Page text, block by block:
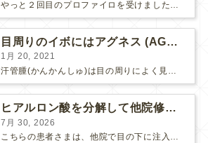
目周りのイボにはアグネス (AGNES）が効く！（ほぼ）ノーダウンタイムのイボ治療
1月 20, 2021
汗管腫(かんかんしゅ)は目の周りによく見られるいぼです。 以前は炭酸ガスレーザーでイボ組織を削って（蒸散とかアブレーションと言います）治療していました。 汗管腫は治療しても再発しやすい難治...
ヒアルロン酸を分解して他院修正（目の下のチンダル現象とその補正）
7月 30, 2026
こちらの患者さまは、他院で目の下に注入したヒアルロン酸がチンダル現象を起こしていたため、 ヒアルロン酸を分解する薬（ヒアルロニダーゼ）で分解してから 改めてヒアルロン酸を入れ直しました。 ...